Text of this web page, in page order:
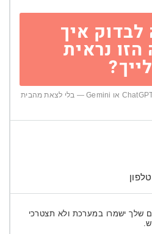
לבדוק איך
נראית
שלך ישמרו במערכת ולא תצטרכי